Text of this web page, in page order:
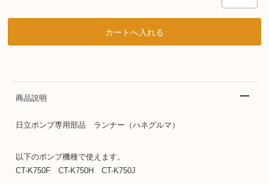
商品説明
日立ポンプ専用部品 ランナー（ハネグルマ）
以下のポンプ機種で使えます。
CT-K750F CT-K750H CT-K750J